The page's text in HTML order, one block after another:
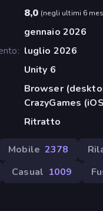
8,0 (negli ultimi 6
gennaio 2026
luglio 2026
Unity 6
Browser
CrazyGames
Ritratto
Mobile 2378
Casual 1009